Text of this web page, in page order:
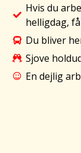
Hvis du
helligdag,
Du bliver
Sjove
En dejlig